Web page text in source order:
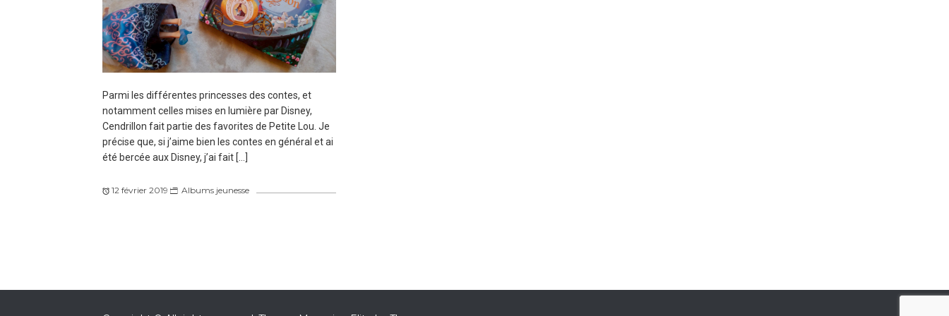
Parmi les différentes princesses des contes, et
notamment celles mises en lumière par Disney,
Cendrillon fait partie des favorites de Petite Lou. Je
précise que, si j’aime bien les contes en général et ai
été bercée aux Disney, j’ai fait […]
12 février 2019 Albums jeunesse